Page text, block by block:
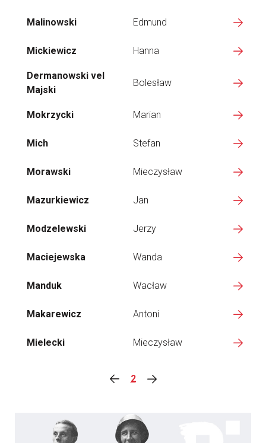
Malinowski Edmund
Mickiewicz Hanna
Dermanowski vel
Majski
Bolesław
Mokrzycki Marian
Mich Stefan
Morawski Mieczysław
Mazurkiewicz Jan
Modzelewski Jerzy
Maciejewska Wanda
Manduk Wacław
Makarewicz Antoni
Mielecki Mieczysław
2